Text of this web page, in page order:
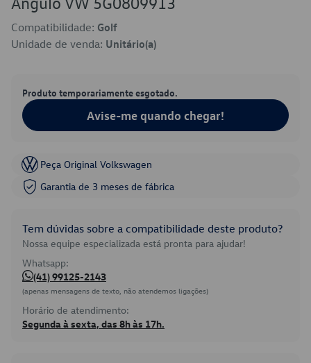
Compatibilidade: Golf
Unidade de venda: Unitário(a)
Produto temporariamente esgotado.
Avise-me quando chegar!
Peça Original Volkswagen
Garantia de 3 meses de fábrica
Tem dúvidas sobre a compatibilidade deste produto?
Nossa equipe especializada está pronta para ajudar!
Whatsapp:
(41) 99125-2143
(apenas mensagens de texto, não atendemos ligações)
Horário de atendimento:
Segunda à sexta, das 8h às 17h.